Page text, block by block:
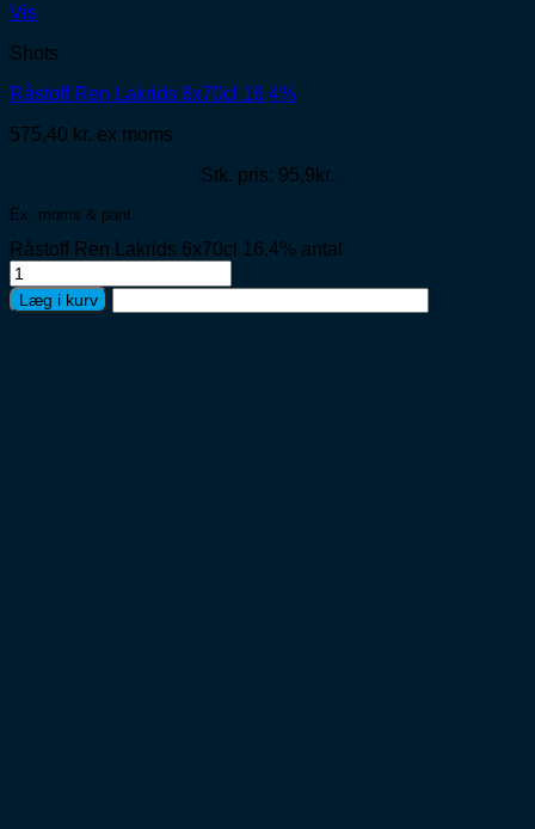
Vis
Shots
Råstoff Ren Lakrids 6x70cl 16,4%
575,40 kr. ex moms
Stk. pris: 95,9kr.
Ex. moms & pant
Råstoff Ren Lakrids 6x70cl 16,4% antal
Læg i kurv